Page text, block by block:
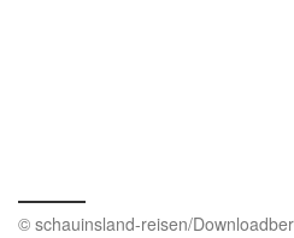
© schauinsland-reisen/